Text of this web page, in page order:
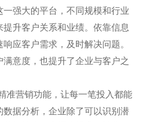
强大的平台，不同规模和行业
升客户关系和业绩。依靠信息
应客户需求，及时解决问题。
意度，也提升了企业与客户之
准营销功能，让每一笔投入都能
据分析，企业除了可以识别潜